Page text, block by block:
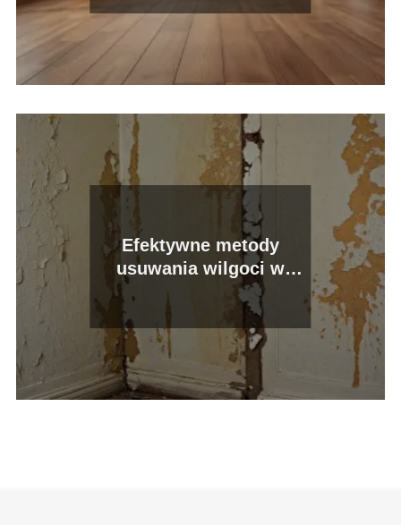
Efektywne metody
usuwania wilgoci w
wiekowym budynku